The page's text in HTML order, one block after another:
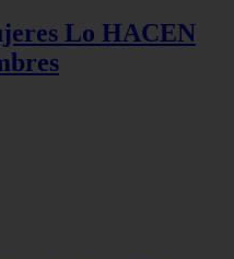
Lo HACEN